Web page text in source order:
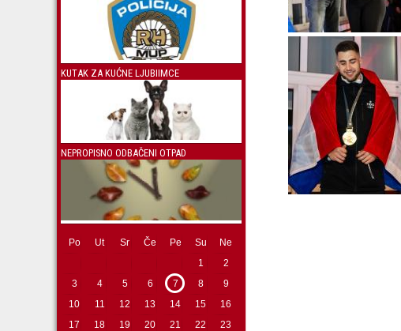
KUTAK ZA KUĆNE LJUBIIMCE
NEPROPISNO ODBAČENI OTPAD
Po Ut Sr Če Pe Su
Ne
1
2
3
4 5 6 7 8
9
10
11 12 13 14 15
16
17
18 19 20 21 22
23